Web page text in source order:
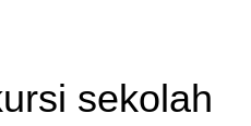
sekolah